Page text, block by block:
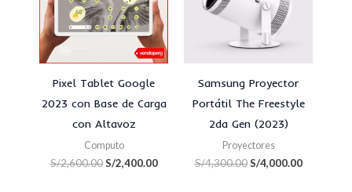
Pixel Tablet Google
2023 con Base de Carga
con Altavoz
Computo
S/2,600.00 S/2,400.00
Samsung Proyector
Portátil The Freestyle
2da Gen (2023)
Proyectores
S/4,300.00 S/4,000.00